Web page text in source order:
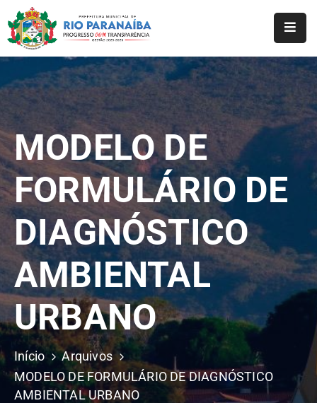
Início
A
Prefeitura
Notícias
Serviços
Transparência
Webmail
MODELO DE
FORMULÁRIO DE
DIAGNÓSTICO
AMBIENTAL
URBANO
Início
Arquivos
MODELO DE FORMULÁRIO DE DIAGNÓSTICO
AMBIENTAL URBANO